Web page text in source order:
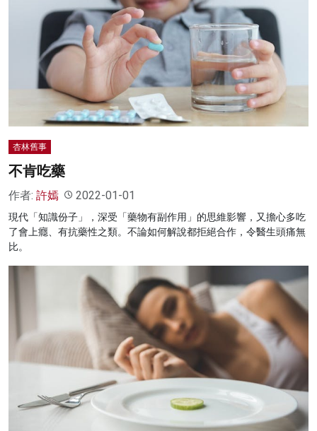
杏林舊事
不肯吃藥
作者: 許嫣 2022-01-01
現代「知識份子」，深受「藥物有副作用」的思維影響，又擔心多吃
了會上癮、有抗藥性之類。不論如何解說都拒絕合作，令醫生頭痛無
比。